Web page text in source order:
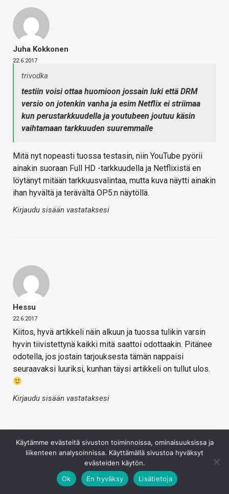
Juha Kokkonen
22.6.2017
trivodka
testiin voisi ottaa huomioon jossain luki että DRM
versio on jotenkin vanha ja esim Netflix ei striimaa
kun perustarkkuudella ja youtubeen joutuu käsin
vaihtamaan tarkkuuden suuremmalle
Mitä nyt nopeasti tuossa testasin, niin YouTube pyörii
ainakin suoraan Full HD -tarkkuudella ja Netflixistä en
löytänyt mitään tarkkuusvalintaa, mutta kuva näytti ainakin
ihan hyvältä ja terävältä OP5:n näytöllä.
Kirjaudu sisään vastataksesi
Hessu
22.6.2017
Kiitos, hyvä artikkeli näin alkuun ja tuossa tulikin varsin
hyvin tiivistettynä kaikki mitä saattoi odottaakin. Pitänee
odotella, jos jostain tarjouksesta tämän nappaisi
seuraavaksi luuriksi, kunhan täysi artikkeli on tullut ulos.
Kirjaudu sisään vastataksesi
Käytämme evästeitä sivuston toiminnoissa, ominaisuuksissa ja
liikenteen analysoinnissa. Käyttämällä sivustoa hyväksyt
evästeiden käytön.
Ok
En hyväksy Lisätietoja